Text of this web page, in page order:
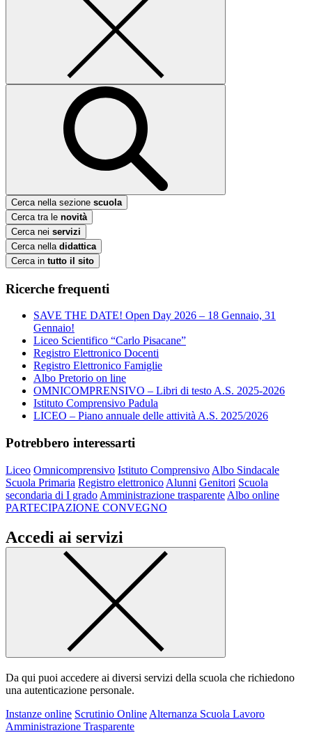
Cerca nella sezione scuola
Cerca tra le novità
Cerca nei servizi
Cerca nella didattica
Cerca in tutto il sito
Ricerche frequenti
SAVE THE DATE! Open Day 2026 – 18 Gennaio, 31
Gennaio!
Liceo Scientifico “Carlo Pisacane”
Registro Elettronico Docenti
Registro Elettronico Famiglie
Albo Pretorio on line
OMNICOMPRENSIVO – Libri di testo A.S. 2025-2026
Istituto Comprensivo Padula
LICEO – Piano annuale delle attività A.S. 2025/2026
Potrebbero interessarti
Liceo Omnicomprensivo Istituto Comprensivo Albo Sindacale
Scuola Primaria Registro elettronico Alunni Genitori Scuola
secondaria di I grado Amministrazione trasparente Albo online
PARTECIPAZIONE CONVEGNO
Accedi ai servizi
Da qui puoi accedere ai diversi servizi della scuola che richiedono
una autenticazione personale.
Instanze online Scrutinio Online Alternanza Scuola Lavoro
Amministrazione Trasparente